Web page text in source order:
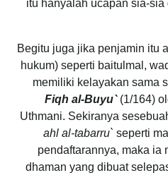
itu hanyalah ucapan sia-
Begitu juga jika penjamin itu
hukum) seperti baitulmal,
memiliki kelayakan sama
Fiqh al-Buyu`(1/164)
Uthmani. Sekiranya
ahl al-tabarru` seperti
pendaftarannya, maka ia
dhaman yang dibuat